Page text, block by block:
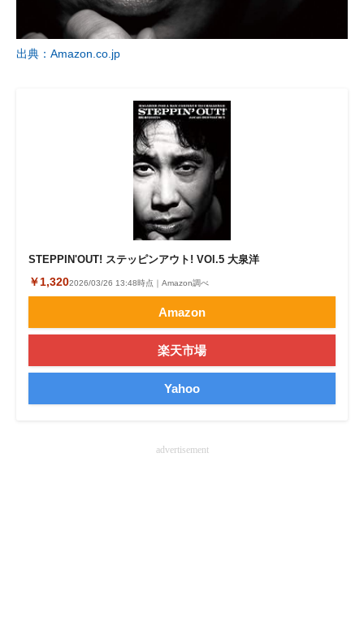
出典：Amazon.co.jp
STEPPIN'OUT! ステッピンアウト! VOl.5 大泉洋
￥1,3202026/03/26 13:48時点｜Amazon調べ
Amazon
楽天市場
Yahoo
advertisement